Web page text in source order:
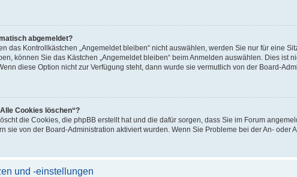
abgemeldet?
das Kontrollkästchen „Angemeldet bleiben“ nicht auswählen, werden Sie nur für eine
können Sie das Kästchen „Angemeldet bleiben“ beim Anmelden auswählen. Dies
diese Option nicht zur Verfügung steht, dann wurde sie vermutlich von der Board-
Cookies löschen“?
die Cookies, die phpBB erstellt hat und die dafür sorgen, dass Sie im Forum
sie von der Board-Administration aktiviert wurden. Wenn Sie Probleme bei der An-
und -einstellungen